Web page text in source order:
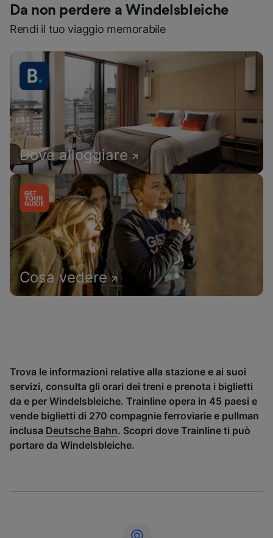
Da non perdere a Windelsbleiche
Rendi il tuo viaggio memorabile
Dove alloggiare
Cosa vedere
Trova le informazioni relative alla stazione e ai suoi
servizi, consulta gli orari dei treni e prenota i biglietti
da e per Windelsbleiche. Trainline opera in 45 paesi e
vende biglietti di 270 compagnie ferroviarie e pullman
inclusa Deutsche Bahn. Scopri dove Trainline ti può
portare da Windelsbleiche.